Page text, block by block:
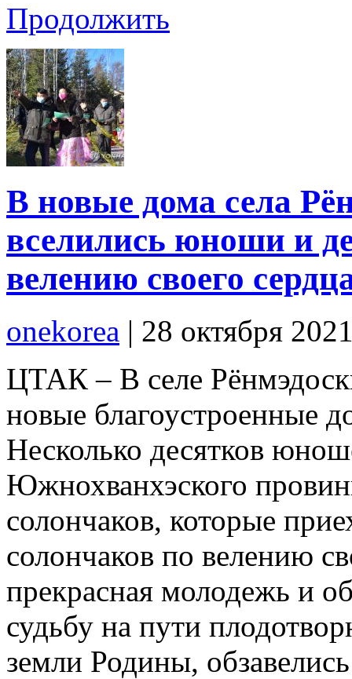
Продолжить
В новые дома села
вселились юноши и
велению своего
onekorea | 28 октября
ЦТАК – В селе
новые благоустроенные
Несколько десятков
Южнохванхэского
солончаков, которые
солончаков по велению
прекрасная молодежь и
судьбу на пути
земли Родины,